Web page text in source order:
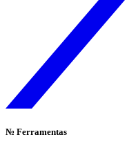
№ Ferramentas